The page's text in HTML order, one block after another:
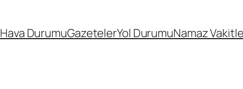
Hava DurumuGazetelerYol DurumuNamaz